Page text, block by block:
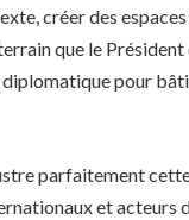
créer des
que le
diplomatique pour
parfaitement
et